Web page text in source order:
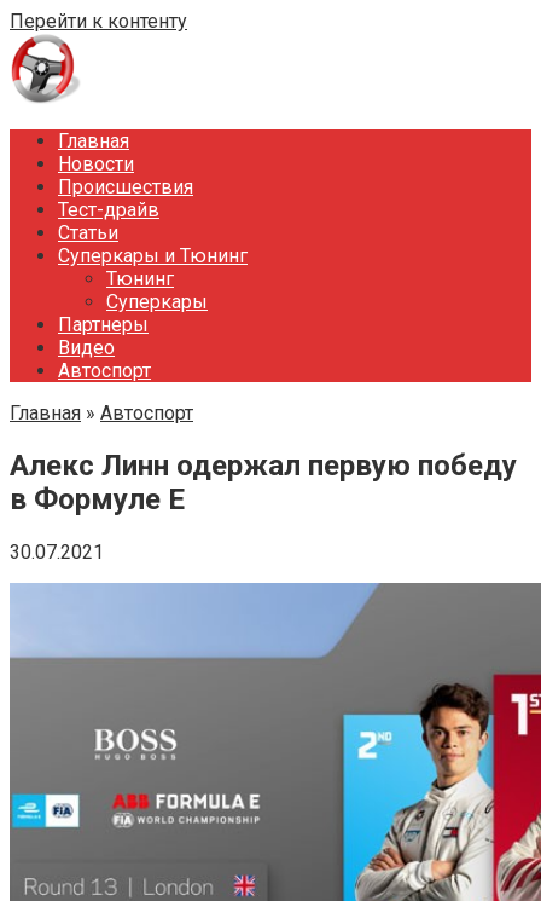
Перейти к контенту
Главная
Новости
Происшествия
Тест-драйв
Статьи
Суперкары и Тюнинг
Тюнинг
Суперкары
Партнеры
Видео
Автоспорт
Главная » Автоспорт
Алекс Линн одержал первую победу
в Формуле Е
30.07.2021